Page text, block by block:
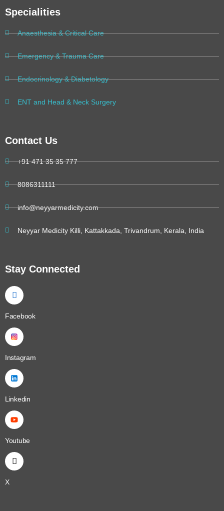
Specialities
Anaesthesia & Critical Care
Emergency & Trauma Care
Endocrinology & Diabetology
ENT and Head & Neck Surgery
Contact Us
+91 471 35 35 777
8086311111
info@neyyarmedicity.com
Neyyar Medicity Killi, Kattakkada, Trivandrum, Kerala, India
Stay Connected
Facebook
Instagram
Linkedin
Youtube
X